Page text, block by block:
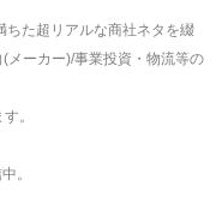
ちた超リアルな商社ネタを綴
メーカー)/事業投資・物流等の
。
。